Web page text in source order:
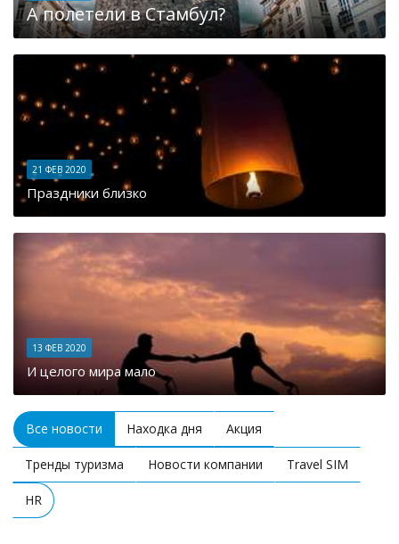
А полетели в Стамбул?
21 ФЕВ 2020
Праздники близко
13 ФЕВ 2020
И целого мира мало
Все новости Находка дня Акция
Тренды туризма Новости компании Travel SIM
HR